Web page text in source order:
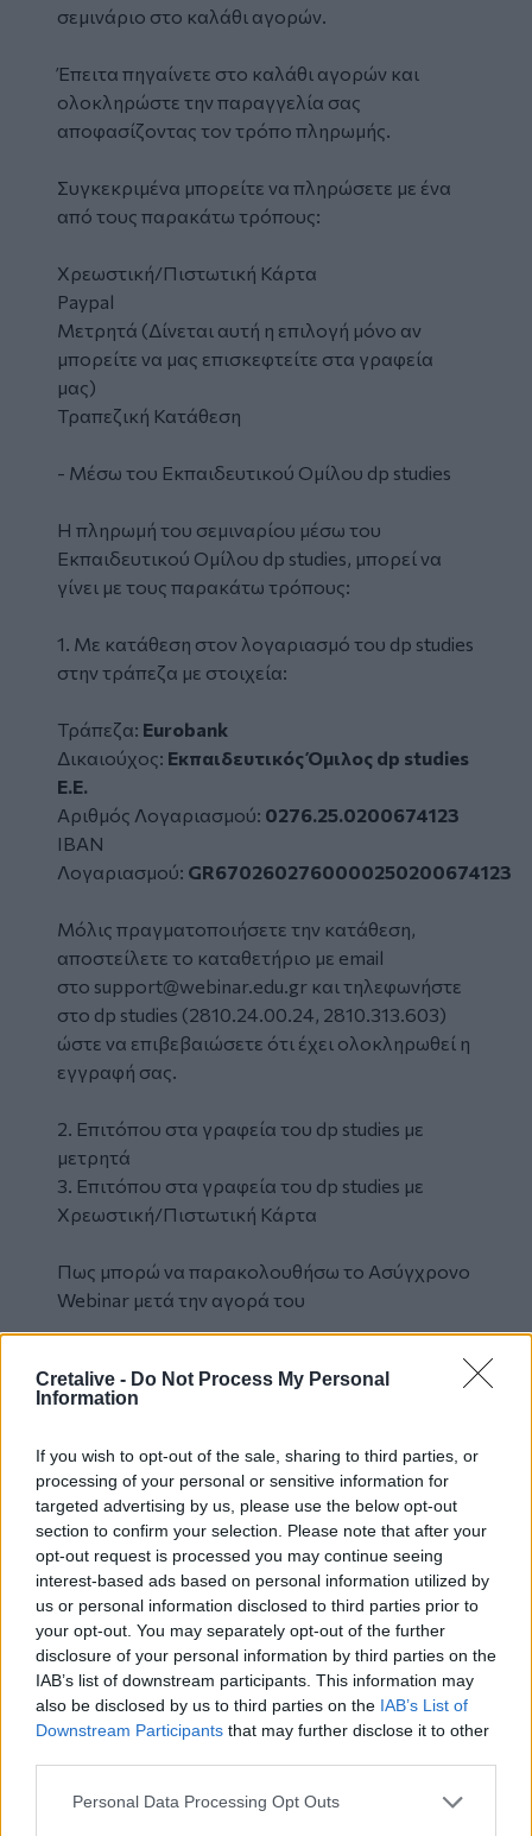
Cretalive - Do Not Process My Personal
Information
If you wish to opt-out of the sale, sharing to third parties, or
processing of your personal or sensitive information for
targeted advertising by us, please use the below opt-out
section to confirm your selection. Please note that after your
opt-out request is processed you may continue seeing
interest-based ads based on personal information utilized by
us or personal information disclosed to third parties prior to
your opt-out. You may separately opt-out of the further
disclosure of your personal information by third parties on the
IAB’s list of downstream participants. This information may
also be disclosed by us to third parties on the IAB’s List of
Downstream Participants that may further disclose it to other
Personal Data Processing Opt Outs
σεμινάριο στο καλάθι αγορών.
Έπειτα πηγαίνετε στο καλάθι αγορών και
ολοκληρώστε την παραγγελία σας
αποφασίζοντας τον τρόπο πληρωμής.
Συγκεκριμένα μπορείτε να πληρώσετε με ένα
από τους παρακάτω τρόπους:
Χρεωστική/Πιστωτική Κάρτα
Paypal
Μετρητά (Δίνεται αυτή η επιλογή μόνο αν
μπορείτε να μας επισκεφτείτε στα γραφεία
μας)
Τραπεζική Κατάθεση
- Μέσω του Εκπαιδευτικού Ομίλου dp studies
Η πληρωμή του σεμιναρίου μέσω του
Εκπαιδευτικού Ομίλου dp studies, μπορεί να
γίνει με τους παρακάτω τρόπους:
1. Με κατάθεση στον λογαριασμό του dp studies
στην τράπεζα με στοιχεία:
Τράπεζα: Eurobank
Δικαιούχος: Εκπαιδευτικός Όμιλος dp studies
Ε.Ε.
Αριθμός Λογαριασμού: 0276.25.0200674123
ΙΒΑΝ
Λογαριασμού: GR6702602760000250200674123
Μόλις πραγματοποιήσετε την κατάθεση,
αποστείλετε το καταθετήριο με email
στο support@webinar.edu.gr και τηλεφωνήστε
στο dp studies (2810.24.00.24, 2810.313.603)
ώστε να επιβεβαιώσετε ότι έχει ολοκληρωθεί η
εγγραφή σας.
2. Επιτόπου στα γραφεία του dp studies με
μετρητά
3. Επιτόπου στα γραφεία του dp studies με
Χρεωστική/Πιστωτική Κάρτα
Πως μπορώ να παρακολουθήσω το Ασύγχρονο
Webinar μετά την αγορά του
μέσω τουwebinar.edu.gr, η πλατφόρμα θα σας
Προτείνουμε στο όνομα χρήστη να βάλετε το
email σας και στον κωδικό κάποιον "ισχυρό"
κωδικό που θα μπορείτε να απομνημονεύσετε.
Αν έχετε αγοράσει το σεμινάριο μέσω
τουΕκπαιδευτικού Ομίλου dp studies, θα σας
δημιουργήσουμε εμείςΌνομα Χρήστη
(UserName) και Κωδικό (Password)τα οποία
θα σας στείλουμε στο email σας
Μετά την ολοκλήρωση της αγοράς, μπορείτε
να συνδεθείτε στην πλατφόρμαwebinar.edu.gr,
Άμεσα θα έχετε πρόσβαση σε όλο το